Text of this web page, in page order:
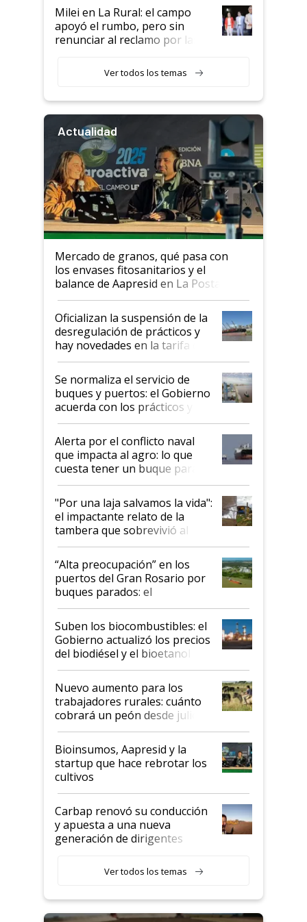
Milei en La Rural: el campo
apoyó el rumbo, pero sin
renunciar al reclamo por las
Ver todos los temas
Actualidad
Mercado de granos, qué pasa con
los envases fitosanitarios y el
balance de Aapresid en La Posta
Oficializan la suspensión de la
desregulación de prácticos y
hay novedades en la tarifa de
la hidrovía
Se normaliza el servicio de
buques y puertos: el Gobierno
acuerda con los prácticos y
suspende el decreto de
desregulación
Alerta por el conflicto naval
que impacta al agro: lo que
cuesta tener un buque parado
y el peligro de que Argentina
pase a ser "país sucio"
"Por una laja salvamos la vida":
el impactante relato de la
tambera que sobrevivió al
tornado
“Alta preocupación” en los
puertos del Gran Rosario por
buques parados: el
funcionamiento de las
exportadoras en tensión tras
la medida de fuerza de los
prácticos
Suben los biocombustibles: el
Gobierno actualizó los precios
del biodiésel y el bioetanol
Nuevo aumento para los
trabajadores rurales: cuánto
cobrará un peón desde julio
Bioinsumos, Aapresid y la
startup que hace rebrotar los
cultivos
Carbap renovó su conducción
y apuesta a una nueva
generación de dirigentes
Ver todos los temas